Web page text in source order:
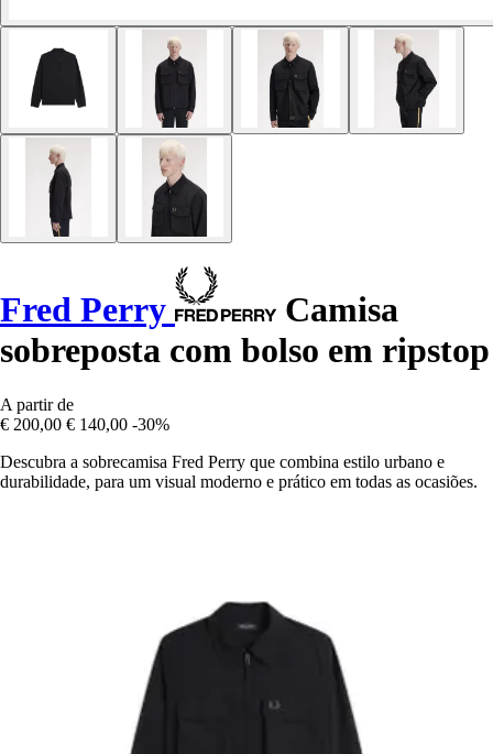
Fred Perry
Camisa
sobreposta com bolso em ripstop
A partir de
€ 200,00 € 140,00 -30%
Descubra a sobrecamisa Fred Perry que combina estilo urbano e
durabilidade, para um visual moderno e prático em todas as ocasiões.